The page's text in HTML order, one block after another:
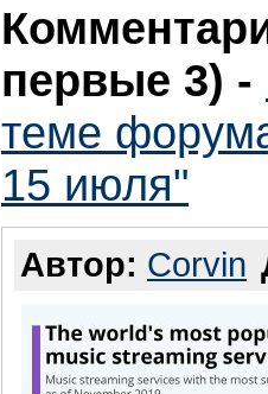
первые 3) -
теме
15 июля"
Автор: Corvin